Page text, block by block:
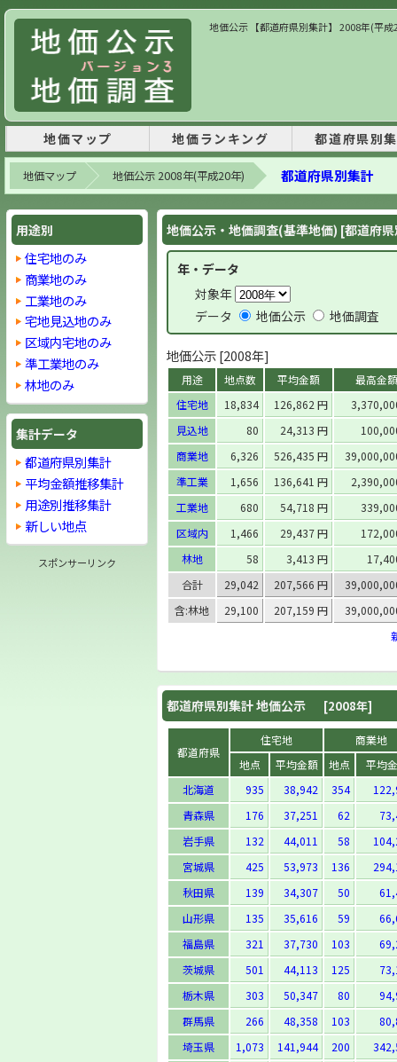
地価公示 【都道府県別集計】 2008年(平
地価マップ 地価ランキング 都道府県別
地価マップ 地価公示 2008年(平成20年) 都道府県別集計
地価公示・地価調査(基準地価) [都道府
年・データ
対象年
データ
地価公示 地価調査
地価公示 [2008年]
用途 地点数 平均金額
最高金額
住宅地
18,834 126,862 円
見込地
80 24,313 円
商業地
6,326 526,435 円
準工業
1,656 136,641 円
工業地
680 54,718 円
区域内
1,466 29,437 円
林地
58 3,413 円
合計
29,042 207,566 円
含:林地
29,100 207,159 円
都道府県別集計 地価公示 [2008年]
都道府県
住宅地
商業地
地点
平均金額 地点
平均
北海道
935 38,942 354
青森県
176 37,251 62
岩手県
132 44,011 58
宮城県
425 53,973 136
秋田県
139 34,307 50
山形県
135 35,616 59
福島県
321 37,730 103
茨城県
501 44,113 125
栃木県
303 50,347 80
群馬県
266 48,358 103
埼玉県
1,073 141,944 200
用途別
住宅地のみ
商業地のみ
工業地のみ
宅地見込地のみ
区域内宅地のみ
準工業地のみ
林地のみ
集計データ
都道府県別集計
平均金額推移集計
用途別推移集計
新しい地点
スポンサーリンク